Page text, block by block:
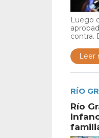
Luego
contra.
Leer
RÍO
Río